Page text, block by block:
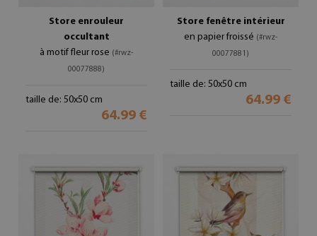
Store enrouleur
occultant
à motif fleur rose (#rwz-
00077888)
taille de: 50x50 cm
64.99 €
Store fenêtre intérieur
en papier froissé (#rwz-
00077881)
taille de: 50x50 cm
64.99 €